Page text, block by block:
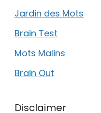
Jardin des Mots
Brain Test
Mots Malins
Brain Out
Disclaimer